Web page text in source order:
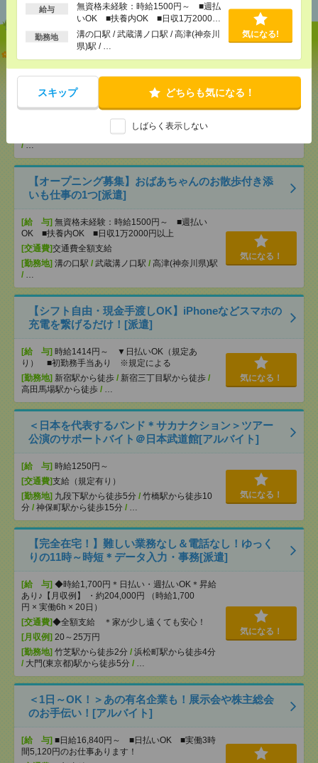
給与
無資格未経験：時給1500円～ ■週払
いOK ■扶養内OK ■日収1万2000円
以上
勤務地
溝の口駅 / 武蔵溝ノ口駅 / 高津(神奈川
県)駅 / …
気になる!
スキップ どちらも気になる！
しばらく表示しない
≪2か月後スタートもOK≫志望動機も履歴書も必要
[給 与]無資格未経験：時給1500円～ ■週払い
交通費全額支給
武蔵溝ノ口駅
高津(神奈川県)駅
/…
【オープニング募集】おばあちゃんのお散歩付き添
いも仕事の1つ[派遣]
[給 与] 無資格未経験：時給1500円～ ■週払い
OK ■扶養内OK ■日収1万2000円以上
[交通費]交通費全額支給
[勤務地] 溝の口駅 / 武蔵溝ノ口駅 / 高津(神奈川県)駅
/ …
気になる！
【シフト自由・現金手渡しOK】iPhoneなどスマホの
充電を繋げるだけ！[派遣]
[給 与] 時給1414円～ ▼日払いOK（規定あ
り） ■初勤務手当あり ※規定による
[勤務地] 新宿駅から徒歩 / 新宿三丁目駅から徒歩 /
高田馬場駅から徒歩 / …
気になる！
＜日本を代表するバンド＊サカナクション＞ツアー
公演のサポートバイト＠日本武道館[アルバイト]
[給 与] 時給1250円～
[交通費]支給（規定有り）
[勤務地] 九段下駅から徒歩5分 / 竹橋駅から徒歩10
分 / 神保町駅から徒歩15分 / …
気になる！
【完全在宅！】難しい業務なし＆電話なし！ゆっく
りの11時～時短＊データ入力・事務[派遣]
[給 与] ◆時給1,700円＊日払い・週払いOK＊昇給
あり♪【月収例】 ・約204,000円 （時給1,700
円 × 実働6h × 20日）
[交通費]◆全額支給 ＊家が少し遠くても安心！
[月収例] 20～25万円
[勤務地] 竹芝駅から徒歩2分 / 浜松町駅から徒歩4分
/ 大門(東京都)駅から徒歩5分 / …
気になる！
＜1日～OK！＞あの有名企業も！展示会や株主総会
のお手伝い！[アルバイト]
[給 与] ■日給16,840円～ ■日払いOK ■実働3時
間5,120円のお仕事あります！